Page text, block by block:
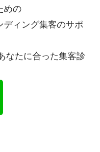
めの
ディング集客のサポ
なたに合った集客診